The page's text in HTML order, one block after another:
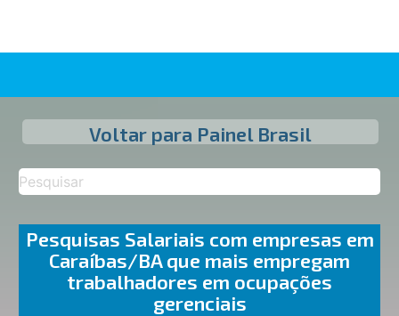
Voltar para Painel Brasil
Pesquisas Salariais com empresas em
Caraíbas/BA que mais empregam
trabalhadores em ocupações
gerenciais